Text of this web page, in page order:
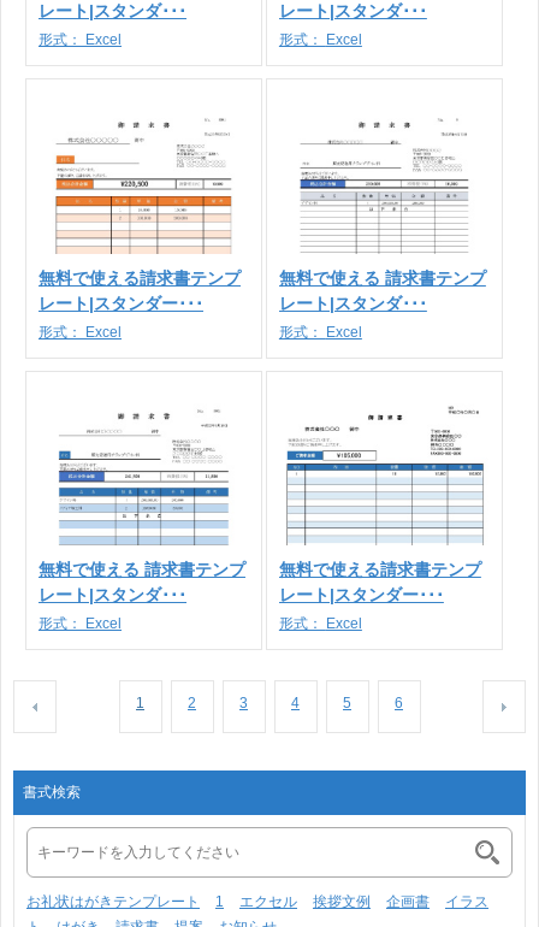
レート|スタンダ･･･
形式： Excel
レート|スタンダ･･･
形式： Excel
無料で使える請求書テンプ
レート|スタンダー･･･
形式： Excel
無料で使える 請求書テンプ
レート|スタンダ･･･
形式： Excel
無料で使える 請求書テンプ
レート|スタンダ･･･
形式： Excel
無料で使える請求書テンプ
レート|スタンダー･･･
形式： Excel
1 2 3 4 5 6
書式検索
お礼状はがきテンプレート 1 エクセル 挨拶文例 企画書
イラス